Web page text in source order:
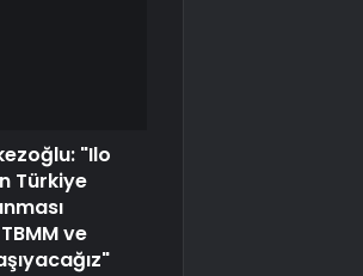
"Ilo
Türkiye
ve